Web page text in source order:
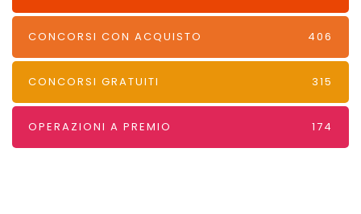
CONCORSI CON ACQUISTO 406
CONCORSI GRATUITI 315
OPERAZIONI A PREMIO 174